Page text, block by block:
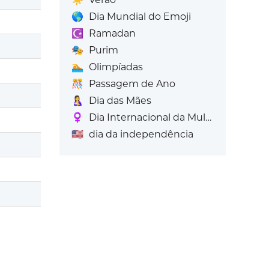
🌎 Dia Mundial do Emoji
☪️
Ramadan
🎭 Purim
🏊 Olimpíadas
🎊
Passagem de Ano
🤱
Dia das Mães
♀️
Dia Internacional da Mulher's
🇺🇸 dia da independência